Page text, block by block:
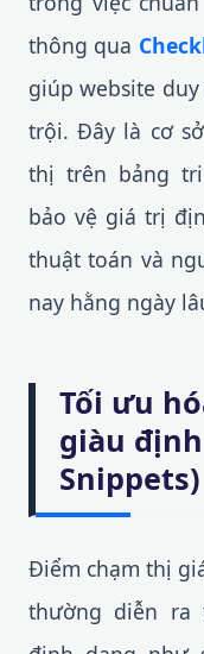
thông qua
giúp website
trội. Đây là cơ
thị trên bảng tri
bảo vệ giá trị
thuật toán và
nay hằng ngày
Tối ưu
giàu
Snippets)
Điểm chạm thị
thường diễn ra